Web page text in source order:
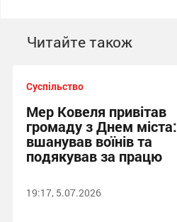
Читайте також
Суспільство
Мер Ковеля привітав
громаду з Днем міста:
вшанував воїнів та
подякував за працю
19:17, 5.07.2026